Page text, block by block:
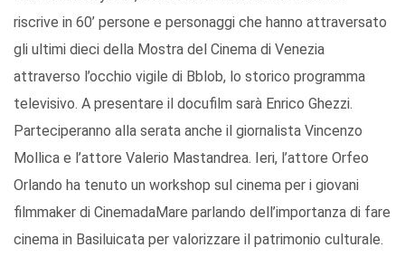
riscrive in 60’ persone e personaggi che hanno attraversato
gli ultimi dieci della Mostra del Cinema di Venezia
attraverso l’occhio vigile di Bblob, lo storico programma
televisivo. A presentare il docufilm sarà Enrico Ghezzi.
Parteciperanno alla serata anche il giornalista Vincenzo
Mollica e l’attore Valerio Mastandrea. Ieri, l’attore Orfeo
Orlando ha tenuto un workshop sul cinema per i giovani
filmmaker di CinemadaMare parlando dell’importanza di fare
cinema in Basiluicata per valorizzare il patrimonio culturale.